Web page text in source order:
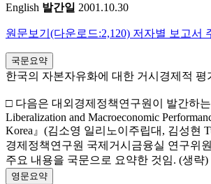
English 발간일 2001.10.30
원문보기(다운로드:2,120) 저자별 보고서
국문요약
한국의 자본자유화에 대한 거시경제적 평
□ 다음은 대외경제정책연구원이 발간하는
Liberalization and Macroeconomic
Korea』(김소영 일리노이주립대, 김성현
경제정책연구원 국제거시금융실 연구위원
주요 내용을 국문으로 요약한 것임. (생략)
영문요약